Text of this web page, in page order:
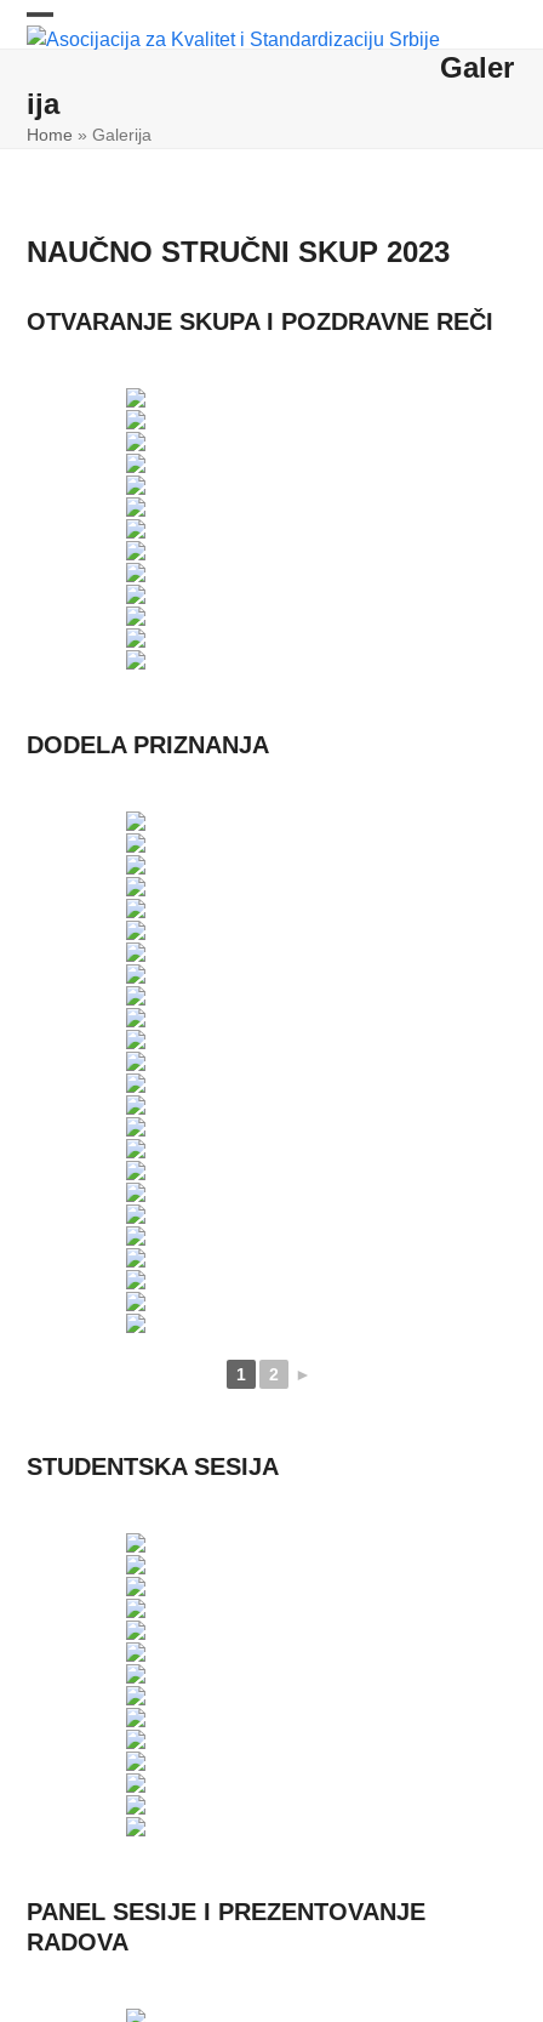
Skip
Open
menu
Close
menu
Galer
ija
Home »Galerija
NAUČNO STRUČNI SKUP 2023
OTVARANJE SKUPA I POZDRAVNE REČI
DODELA PRIZNANJA
1 2 ►
STUDENTSKA SESIJA
PANEL SESIJE I PREZENTOVANJE
RADOVA